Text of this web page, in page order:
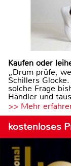
Kaufen oder
„Drum prüfe,
Schillers
solche Frage
Händler und
>> Mehr
kostenloses